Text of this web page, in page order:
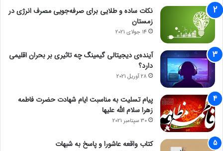
نکات ساده و طلایی برای صرفه‌جویی مصرف انرژی در
زمستان
14 جولای 2021
آینده‌ی دیجیتالی گیمینگ چه تاثیری بر بحران اقلیمی
دارد؟
28 آوریل 2021
پیام تسلیت به مناسبت ایام شهادت حضرت فاطمه
زهرا سلام الله علیها
30 سپتامبر 2021
کتاب واقعه عاشورا و پاسخ به شبهات